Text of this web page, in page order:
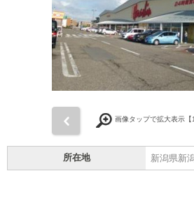
画像タップで拡大表示【1
所在地 新潟県新